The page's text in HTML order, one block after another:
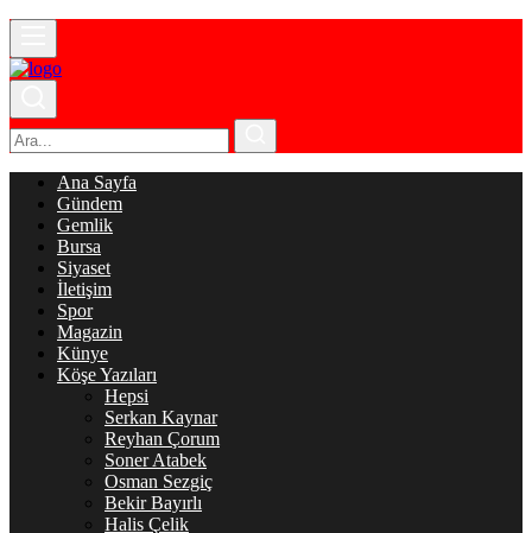
Ana Sayfa
Gündem
Gemlik
Bursa
Siyaset
İletişim
Spor
Magazin
Künye
Köşe Yazıları
Hepsi
Serkan Kaynar
Reyhan Çorum
Soner Atabek
Osman Sezgiç
Bekir Bayırlı
Halis Çelik